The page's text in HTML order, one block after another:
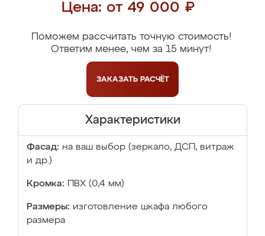
Цена: от 49 000 ₽
Поможем рассчитать точную стоимость!
Ответим менее, чем за 15 минут!
ЗАКАЗАТЬ РАСЧЁТ
Характеристики
Фасад: на ваш выбор (зеркало, ДСП, витраж
и др.)
Кромка: ПВХ (0,4 мм)
Размеры: изготовление шкафа любого
размера